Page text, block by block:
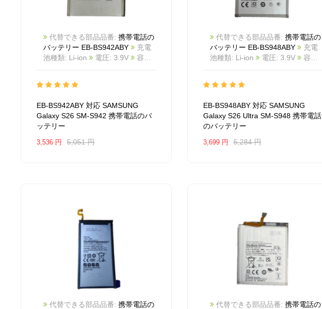
代替できる部品品番: 携帯電話の
バッテリー EB-BS942ABY
充電
池種類: Li-ion
電圧: 3.9V
2607BA1251M_Te
互換品番: EB-BS942ABY 対応
ラッ モデル: For SAMSUNG
Galaxy S26 SM-S942
EB-BS942ABY 対応 SAMSUNG
Galaxy S26 SM-S942 携帯電話のバ
ッテリー
3,536 円 5,051 円
代替できる部品品番: 携帯電話の
バッテリー EB-BS948ABY
充電
池種類: Li-ion
電圧: 3.9V
容量:
2607BA1250M_Te
S948 互換品番: EB-BS948ABY
対応ラッ モデル: For SAMSUNG
Galaxy S26 Ultra SM-S948
EB-BS948ABY 対応 SAMSUNG
Galaxy S26 Ultra SM-S948 携帯電話
のバッテリー
3,699 円 5,284 円
代替できる部品品番: 携帯電話の
代替できる部品品番: 携帯電話の